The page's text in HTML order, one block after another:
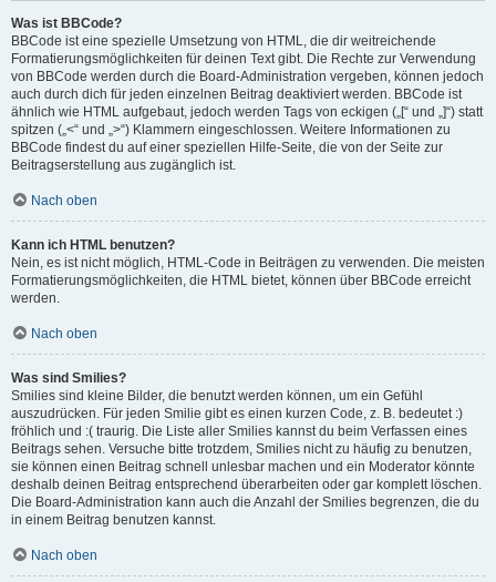
Was ist BBCode?
BBCode ist eine spezielle Umsetzung von HTML, die dir weitreichende
Formatierungsmöglichkeiten für deinen Text gibt. Die Rechte zur Verwendung
von BBCode werden durch die Board-Administration vergeben, können jedoch
auch durch dich für jeden einzelnen Beitrag deaktiviert werden. BBCode ist
ähnlich wie HTML aufgebaut, jedoch werden Tags von eckigen („[“ und „]“) statt
spitzen („<“ und „>“) Klammern eingeschlossen. Weitere Informationen zu
BBCode findest du auf einer speziellen Hilfe-Seite, die von der Seite zur
Beitragserstellung aus zugänglich ist.
Nach oben
Kann ich HTML benutzen?
Nein, es ist nicht möglich, HTML-Code in Beiträgen zu verwenden. Die meisten
Formatierungsmöglichkeiten, die HTML bietet, können über BBCode erreicht
werden.
Nach oben
Was sind Smilies?
Smilies sind kleine Bilder, die benutzt werden können, um ein Gefühl
auszudrücken. Für jeden Smilie gibt es einen kurzen Code, z. B. bedeutet :)
fröhlich und :( traurig. Die Liste aller Smilies kannst du beim Verfassen eines
Beitrags sehen. Versuche bitte trotzdem, Smilies nicht zu häufig zu benutzen,
sie können einen Beitrag schnell unlesbar machen und ein Moderator könnte
deshalb deinen Beitrag entsprechend überarbeiten oder gar komplett löschen.
Die Board-Administration kann auch die Anzahl der Smilies begrenzen, die du
in einem Beitrag benutzen kannst.
Nach oben